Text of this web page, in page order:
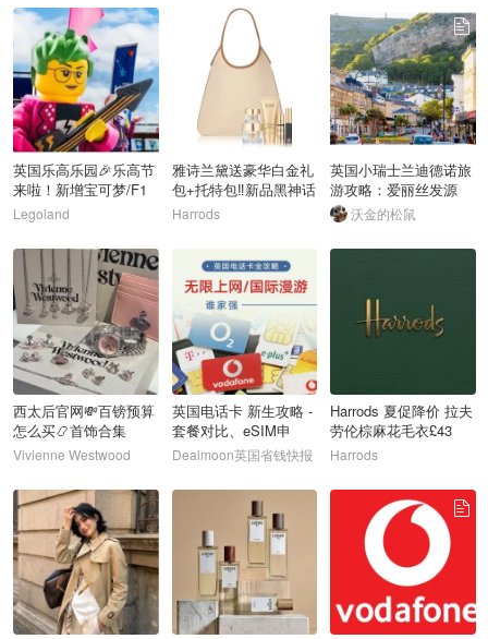
46
英国乐高乐园🎉乐高节
来啦！新增宝可梦/F1
专区！
Legoland
雅诗兰黛送豪华白金礼
包+托特包‼️新品黑神话
面霜上线
Harrods
48
英国小瑞士兰迪德诺旅
游攻略：爱丽丝发源
地！梦幻仙境之旅！
沃金的松鼠
49
西太后官网💸百镑预算
怎么买📿首饰合集
Vivienne Westwood
英国电话卡 新生攻略 -
套餐对比、eSIM申
请、携号转网
Dealmoon英国省钱快报
Harrods 夏促降价 拉夫
劳伦棕麻花毛衣£43
SKIMST恤£31
Harrods
52